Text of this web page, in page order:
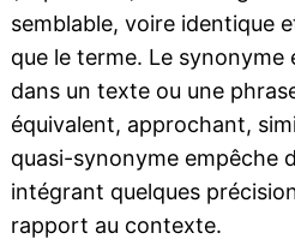
semblable, voire identique
que le terme. Le
dans un texte ou une
équivalent, approchant,
quasi-synonyme empêche
intégrant quelques
rapport au contexte.